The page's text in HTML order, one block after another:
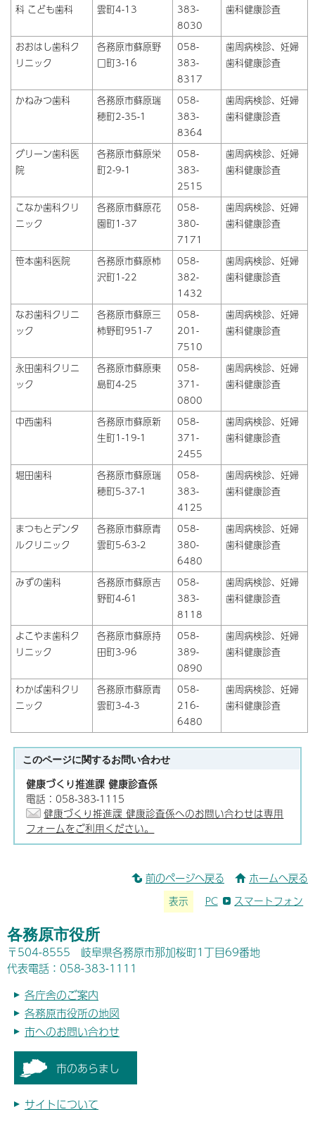
科 こども歯科
雲町4-13
383-
8030
歯科健康診査
おおはし歯科ク
リニック
各務原市蘇原野
口町3-16
058-
383-
8317
歯周病検診、妊婦
歯科健康診査
かねみつ歯科
各務原市蘇原瑞
穂町2-35-1
058-
383-
8364
歯周病検診、妊婦
歯科健康診査
グリーン歯科医
院
各務原市蘇原栄
町2-9-1
058-
383-
2515
歯周病検診、妊婦
歯科健康診査
こなか歯科クリ
ニック
各務原市蘇原花
園町1-37
058-
380-
7171
歯周病検診、妊婦
歯科健康診査
笹本歯科医院
各務原市蘇原柿
沢町1-22
058-
382-
1432
歯周病検診、妊婦
歯科健康診査
なお歯科クリニ
ック
各務原市蘇原三
柿野町951-7
058-
201-
7510
歯周病検診、妊婦
歯科健康診査
永田歯科クリニ
ック
各務原市蘇原東
島町4-25
058-
371-
0800
歯周病検診、妊婦
歯科健康診査
中西歯科
各務原市蘇原新
生町1-19-1
058-
371-
2455
歯周病検診、妊婦
歯科健康診査
堀田歯科
各務原市蘇原瑞
穂町5-37-1
058-
383-
4125
歯周病検診、妊婦
歯科健康診査
まつもとデンタ
ルクリニック
各務原市蘇原青
雲町5-63-2
058-
380-
6480
歯周病検診、妊婦
歯科健康診査
みずの歯科
各務原市蘇原吉
野町4-61
058-
383-
8118
歯周病検診、妊婦
歯科健康診査
よこやま歯科ク
リニック
各務原市蘇原持
田町3-96
058-
389-
0890
歯周病検診、妊婦
歯科健康診査
わかば歯科クリ
ニック
各務原市蘇原青
雲町3-4-3
058-
216-
6480
歯周病検診、妊婦
歯科健康診査
このページに関するお問い合わせ
健康づくり推進課 健康診査係
電話：058-383-1115
健康づくり推進課 健康診査係へのお問い合わせは専用
フォームをご利用ください。
前のページへ戻る ホームへ戻る
表示 PC スマートフォン
各務原市役所
〒504-8555 岐阜県各務原市那加桜町1丁目69番地
代表電話：058-383-1111
各庁舎のご案内
各務原市役所の地図
市へのお問い合わせ
市のあらまし
サイトについて